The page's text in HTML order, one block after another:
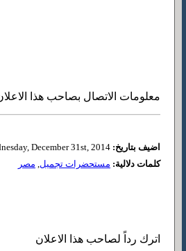
معلومات الاتصال بصاحب هذا
اضيف بتاريخ:
كلمات دلالية: مستحضرات تجميل, مصر
اترك رداً لصاحب هذا الاعلان